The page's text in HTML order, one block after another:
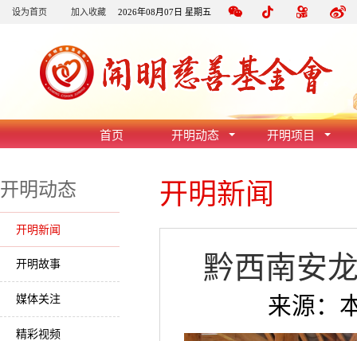
设为首页 加入收藏 2026年08月07日 星期五
首页 开明动态 开明项目
开明动态
开明新闻
开明故事
媒体关注
精彩视频
开明新闻
黔西南安
来源：